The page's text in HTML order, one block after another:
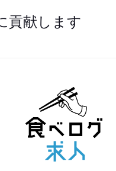
貢献します